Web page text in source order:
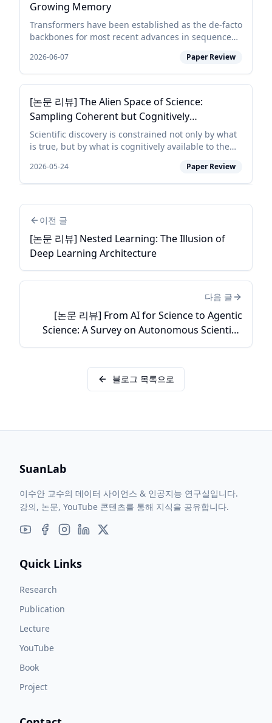
Growing Memory
Transformers have been established as the de-facto
backbones for most recent advances in sequence
capacity that scales with the context length. While
plaus...
2026-06-07 Paper Review
[논문 리뷰] The Alien Space of Science:
Sampling Coherent but Cognitively
Unavailable Research Directions
Scientific discovery is constrained not only by what
is true, but by what is cognitively available to the
directions are coherent in light of the literatu...
2026-05-24 Paper Review
이전 글
[논문 리뷰] Nested Learning: The Illusion of
Deep Learning Architecture
다음 글
[논문 리뷰] From AI for Science to Agentic
Science: A Survey on Autonomous Scientific
Discovery
블로그 목록으로
SuanLab
이수안 교수의 데이터 사이언스 & 인공지능 연구실입니다.
강의, 논문, YouTube 콘텐츠를 통해 지식을 공유합니다.
Quick Links
Research
Publication
Lecture
YouTube
Book
Project